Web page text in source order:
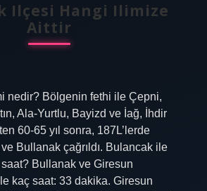
Ilçesi Hangi Ilimize
Aittir
nedir? Bölgenin fethi ile Çepni,
Ala-Yurtlu, Bayizd ve İağ, İhdir
60-65 yıl sonra, 187L’lerde
Bullanak çağrıldı. Bulancak ile
Bullanak ve Giresun
kaç saat: 33 dakika. Giresun